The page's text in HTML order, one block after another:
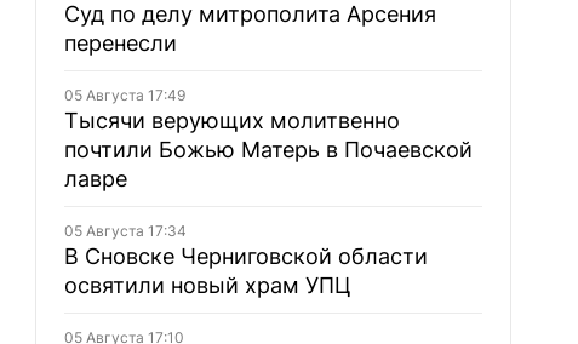
Суд по делу митрополита Арсения
перенесли
05 Августа 17:49
Тысячи верующих молитвенно
почтили Божью Матерь в Почаевской
лавре
05 Августа 17:34
В Сновске Черниговской области
освятили новый храм УПЦ
05 Августа 17:10